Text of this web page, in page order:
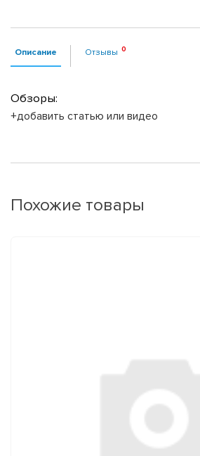
Описание Отзывы
Обзоры:
+добавить статью или видео
Похожие товары